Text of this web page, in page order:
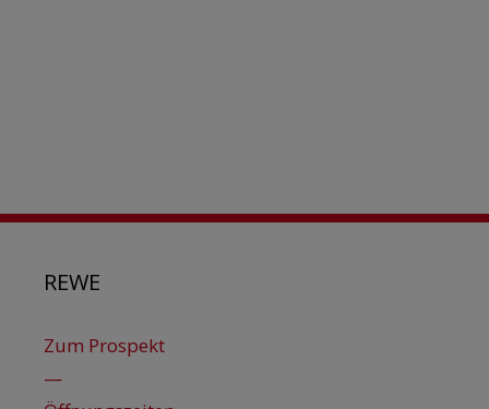
REWE
Zum Prospekt
—